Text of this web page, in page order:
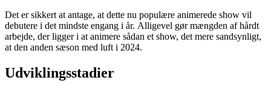
Det er sikkert at antage, at dette nu populære animerede show vil
debutere i det mindste engang i år. Alligevel gør mængden af ​​hårdt
arbejde, der ligger i at animere sådan et show, det mere sandsynligt,
at den anden sæson med luft i 2024.
Udviklingsstadier